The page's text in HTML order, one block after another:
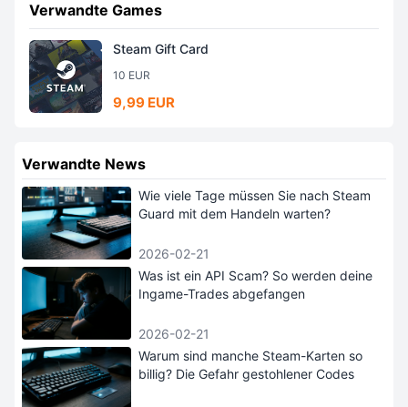
Verwandte Games
Steam Gift Card
10 EUR
9,99 EUR
Verwandte News
Wie viele Tage müssen Sie nach Steam
Guard mit dem Handeln warten?
2026-02-21
Was ist ein API Scam? So werden deine
Ingame-Trades abgefangen
2026-02-21
Warum sind manche Steam-Karten so
billig? Die Gefahr gestohlener Codes